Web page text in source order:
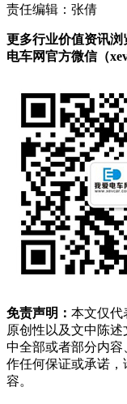
责任编辑：张倩
更多行业价值资讯
电车网官方微信（
免责声明： 本文仅代
原创性以及文中陈
中全部或者部分内
作任何保证或承诺
容。